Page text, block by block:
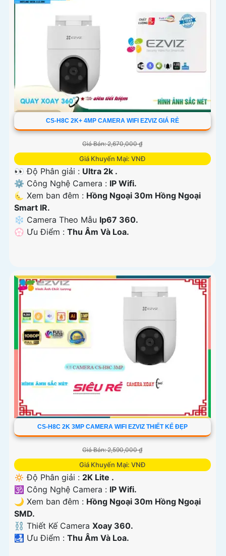
CS-H8C 2K+ 4MP CAMERA WIFI EZVIZ GIÁ RẺ
Giá Bán: 2,670,000 ₫
Giá Khuyến Mại: VNĐ
👀 Độ Phân giải : Ultra 2k .
⚙ Công Nghệ Camera : IP Wifi.
🌜 Xem ban đêm : Hồng Ngoại 30m Hồng Ngoại
Smart IR.
❄ Camera Theo Mẫu Ip67 360.
️💮 Ưu Điểm : Thu Âm Và Loa.
CS-H8C 2K 3MP CAMERA WIFI EZVIZ THIẾT KẾ ĐẸP
Giá Bán: 2,590,000 ₫
Giá Khuyến Mại: VNĐ
🔅 Độ Phân giải : 2K Lite .
🕉️ Công Nghệ Camera : IP Wifi.
🌙 Xem ban đêm : Hồng Ngoại 30m Hồng Ngoại
SMD.
⛓ Thiết Kế Camera Xoay 360.
️🛃 Ưu Điểm : Thu Âm Và Loa.